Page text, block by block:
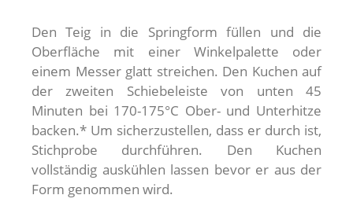
Den Teig in die Springform füllen und die
Oberfläche mit einer Winkelpalette oder
einem Messer glatt streichen. Den Kuchen auf
der zweiten Schiebeleiste von unten 45
Minuten bei 170-175°C Ober- und Unterhitze
backen.* Um sicherzustellen, dass er durch ist,
Stichprobe durchführen. Den Kuchen
vollständig auskühlen lassen bevor er aus der
Form genommen wird.